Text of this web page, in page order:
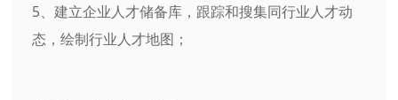
5、建立企业人才储备库，跟踪和搜集同行业人才动
态，绘制行业人才地图；